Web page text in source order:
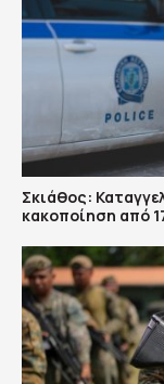
Σκιάθος:
κακοποίηση από